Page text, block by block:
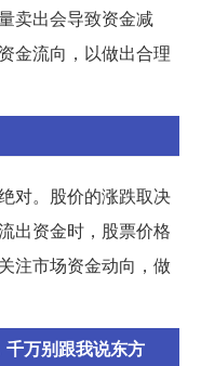
卖出会导致资金减
金流向，以做出合理
对。股价的涨跌取决
出资金时，股票价格
注市场资金动向，做
万别跟我说东方